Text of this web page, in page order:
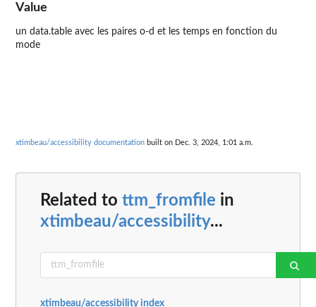
Value
un data.table avec les paires o-d et les temps en fonction du
mode
xtimbeau/accessibility documentation built on Dec. 3, 2024, 1:01 a.m.
Related to ttm_fromfile in
xtimbeau/accessibility...
xtimbeau/accessibility index